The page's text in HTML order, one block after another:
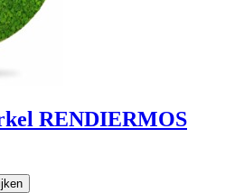
RENDIERMOS